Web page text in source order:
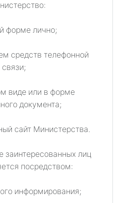
форме лично;
средств телефонной
связи;
виде или в форме
документа;
сайт Министерства.
лиц
посредством:
информирования;